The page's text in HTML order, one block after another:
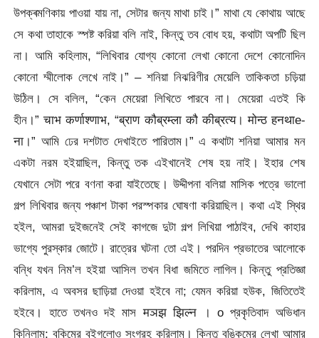
উপক্ৰমণিকায় পাওয়া যায় না, সেটার জন্য মাথা চাই।” মাথা যে কোথায় আছে
সে কথা তাহাকে স্পষ্ট করিয়া বলি নাই, কিন্তু তব বোধ হয়, কথাটা অপটি ছিল
না। আমি কহিলাম, “লিখিবার যোগ্য কোনো লেখা কোনো দেশে কোনোদিন
কোনো ম্মীলোক লেখে নাই।” – শনিয়া নিঝরিণীর মেয়েলি তাকিকতা চড়িয়া
উঠিল। সে বলিল, “কেন মেয়েরা লিখিতে পারবে না। মেয়েরা এতই কি
হীন।” चाभ कर्णाश्णाभ, “ब्राण कौब्रम्ला कौ कीब्रत्य। मोन्ठ हनथाe-
ना।” আমি ঢের দশটাত দেখাইতে পারিতাম।” এ কথাটা শনিয়া আমার মন
একটা নরম হইয়াছিল, কিন্তু তক এইখানেই শেষ হয় নাই। ইহার শেষ
যেখানে সেটা পরে বণনা করা যাইতেছে। উদ্দীপনা বলিয়া মাসিক পত্রে ভালো
গল্প লিখিবার জন্য পঞ্চাশ টাকা পরস্পকার ঘোষণা করিয়াছিল। কথা এই স্থির
হইল, আমরা দুইজনেই সেই কাগজে দুটা গল্প লিখিয়া পাঠাইব, দেখি কাহার
ভাগ্যে পুরস্কার জোটে। রাত্রের ঘটনা তো এই। পরদিন প্রভাতের আলোকে
বন্ধি যখন নিম’ল হইয়া আসিল তখন বিধা জমিতে লাগিল। কিন্তু প্রতিজ্ঞা
করিলাম, এ অবসর ছাড়িয়া দেওয়া হইবে না; যেমন করিয়া হউক, জিতিতেই
হইবে। হাতে তখনও দই মাস मञझ झिल्न । o প্রকৃতিবাদ অভিধান
কিনিলাম; বকিমের বইগলোও সংগ্রহ করিলাম। কিন্তু বঙ্কিমের লেখা আমার